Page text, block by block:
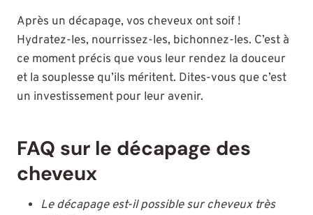
Après un décapage, vos cheveux ont soif !
Hydratez-les, nourrissez-les, bichonnez-les. C’est à
ce moment précis que vous leur rendez la douceur
et la souplesse qu’ils méritent. Dites-vous que c’est
un investissement pour leur avenir.
FAQ sur le décapage des
cheveux
Le décapage est-il possible sur cheveux très